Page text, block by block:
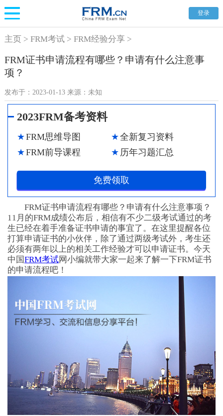
登录
主页> FRM考试 > FRM经验分享>
FRM证书申请流程有哪些？申请有什么注意事
项？
发布于： 2023-01-13来源： 未知
2023FRM备考资料
FRM思维导图
全新复习资料
FRM前导课程
历年习题汇总
免费领取
FRM证书申请流程有哪些？申请有什么注意事项？
11月的FRM成绩公布后，相信有不少二级考试通过的考
生已经在着手准备证书申请的事宜了。在这里提醒各位
打算申请证书的小伙伴，除了通过两级考试外，考生还
必须有两年以上的相关工作经验才可以申请证书。今天
中国FRM考试网小编就带大家一起来了解一下FRM证书
的申请流程吧！